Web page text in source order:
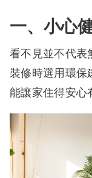
一、小心
看不見並不代表
裝修時選用環保
能讓家住得安心